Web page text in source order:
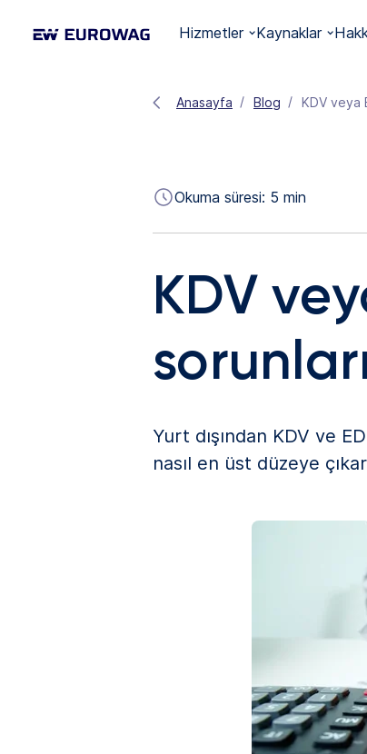
Hizmetler Kaynaklar
Anasayfa Blog KDV veya
Okuma süresi: 5 min
KDV
Yurt dışından KDV ve
nasıl en üst düzeye